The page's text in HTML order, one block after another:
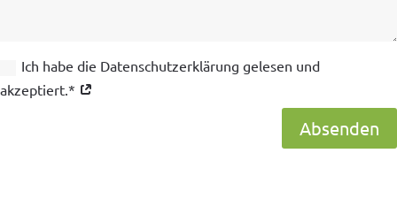
Ich habe die Datenschutzerklärung gelesen und
akzeptiert.*
Absenden